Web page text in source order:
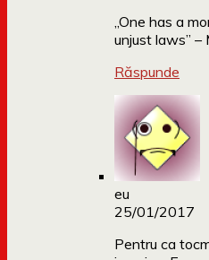
„One has a
unjust laws” –
Răspunde
eu
25/01/2017
Pentru ca